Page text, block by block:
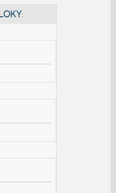
BLOKY: